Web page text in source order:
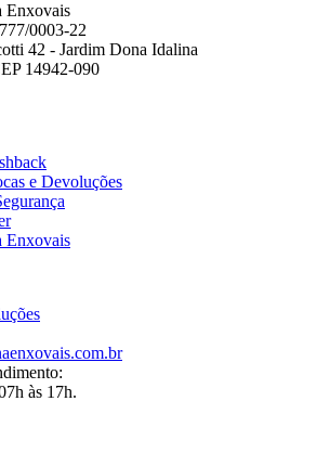
Enxovais
0003-22
42 - Jardim Dona Idalina
14942-090
e Devoluções
Enxovais
às 17h.